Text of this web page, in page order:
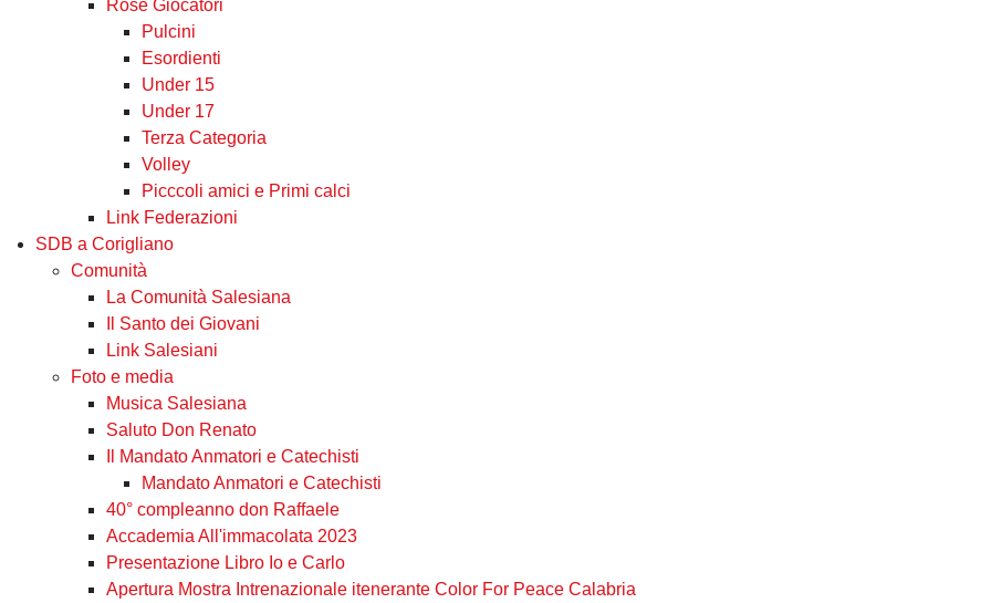
Rose Giocatori
Pulcini
Esordienti
Under 15
Under 17
Terza Categoria
Volley
Picccoli amici e Primi calci
Link Federazioni
SDB a Corigliano
Comunità
La Comunità Salesiana
Il Santo dei Giovani
Link Salesiani
Foto e media
Musica Salesiana
Saluto Don Renato
Il Mandato Anmatori e Catechisti
Mandato Anmatori e Catechisti
40° compleanno don Raffaele
Accademia All'immacolata 2023
Presentazione Libro Io e Carlo
Apertura Mostra Intrenazionale itenerante Color For Peace Calabria